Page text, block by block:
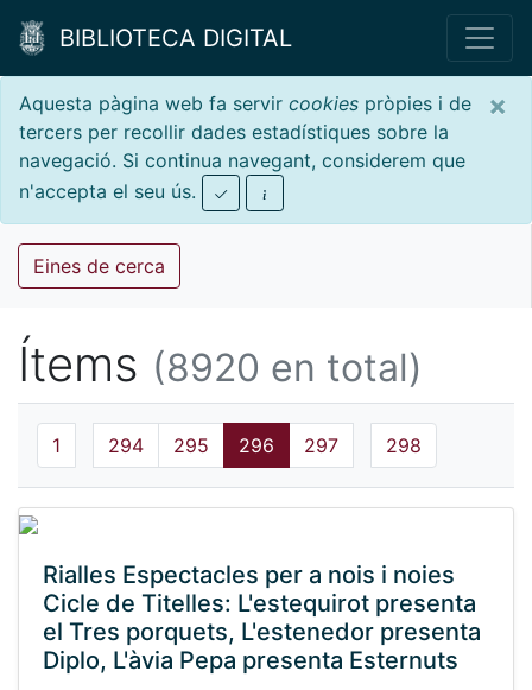
BIBLIOTECA DIGITAL
×
Aquesta pàgina web fa servir cookies pròpies i de
tercers per recollir dades estadístiques sobre la
navegació. Si continua navegant, considerem que
n'accepta el seu ús.
Eines de cerca
Ítems (8920 en total)
1 294 295 296 297 298
Rialles Espectacles per a nois i noies
Cicle de Titelles: L'estequirot presenta
el Tres porquets, L'estenedor presenta
Diplo, L'àvia Pepa presenta Esternuts